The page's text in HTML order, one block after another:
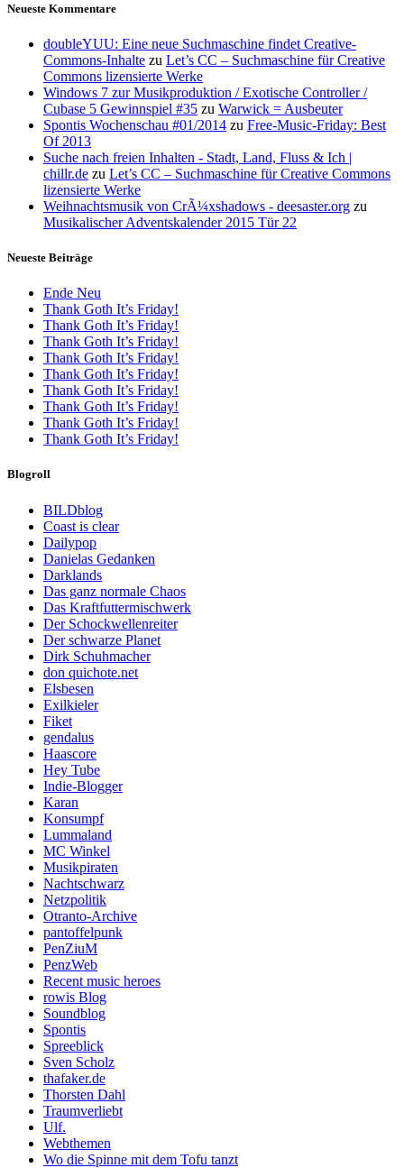
Neueste Kommentare
doubleYUU: Eine neue Suchmaschine findet Creative-
Commons-Inhalte zu Let’s CC – Suchmaschine für Creative
Commons lizensierte Werke
Windows 7 zur Musikproduktion / Exotische Controller /
Cubase 5 Gewinnspiel #35 zu Warwick = Ausbeuter
Spontis Wochenschau #01/2014 zu Free-Music-Friday: Best
Of 2013
Suche nach freien Inhalten - Stadt, Land, Fluss & Ich |
chillr.de zu Let’s CC – Suchmaschine für Creative Commons
lizensierte Werke
Weihnachtsmusik von CrÃ¼xshadows - deesaster.org zu
Musikalischer Adventskalender 2015 Tür 22
Neueste Beiträge
Ende Neu
Thank Goth It’s Friday!
Thank Goth It’s Friday!
Thank Goth It’s Friday!
Thank Goth It’s Friday!
Thank Goth It’s Friday!
Thank Goth It’s Friday!
Thank Goth It’s Friday!
Thank Goth It’s Friday!
Thank Goth It’s Friday!
Blogroll
BILDblog
Coast is clear
Dailypop
Danielas Gedanken
Darklands
Das ganz normale Chaos
Das Kraftfuttermischwerk
Der Schockwellenreiter
Der schwarze Planet
Dirk Schuhmacher
don quichote.net
Elsbesen
Exilkieler
Fiket
gendalus
Haascore
Hey Tube
Indie-Blogger
Karan
Konsumpf
Lummaland
MC Winkel
Musikpiraten
Nachtschwarz
Netzpolitik
Otranto-Archive
pantoffelpunk
PenZiuM
PenzWeb
Recent music heroes
rowis Blog
Soundblog
Spontis
Spreeblick
Sven Scholz
thafaker.de
Thorsten Dahl
Traumverliebt
Ulf.
Webthemen
Wo die Spinne mit dem Tofu tanzt